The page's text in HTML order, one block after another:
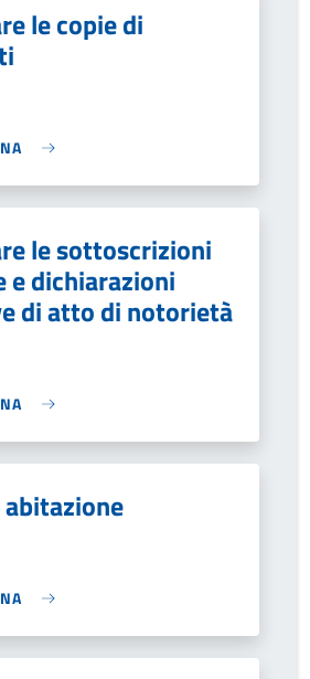
le copie di
le sottoscrizioni
e dichiarazioni
di atto di notorietà